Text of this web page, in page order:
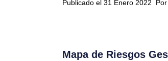
Publicado el 31 Enero 2022
Mapa de Riesgos